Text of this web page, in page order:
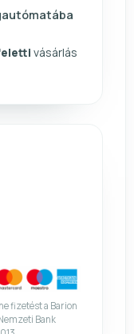
vásárlás
fizetést a Barion
Bank